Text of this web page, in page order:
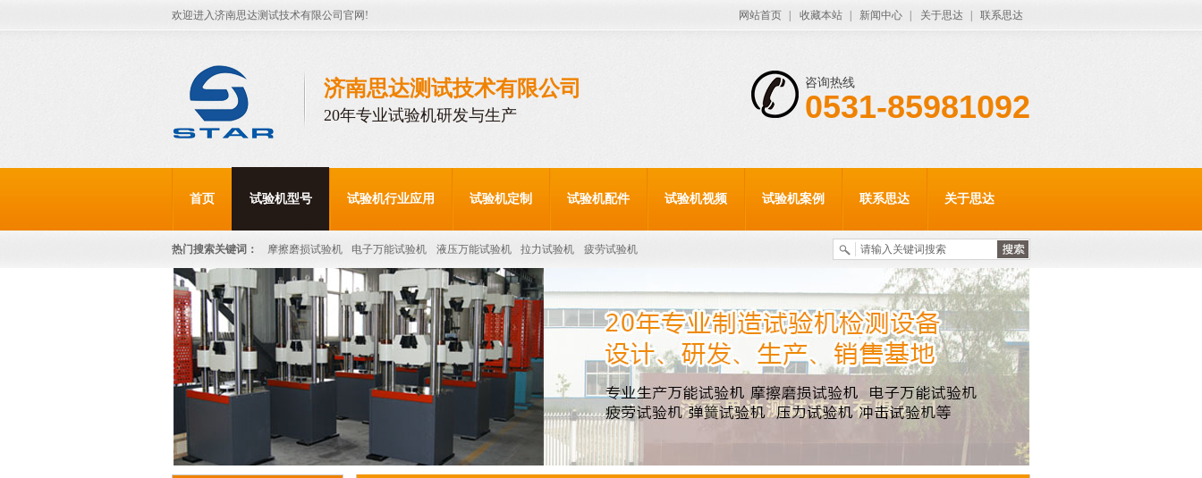
网站首页 收藏本站 新闻中心 关于思达 联系思达
欢迎进入济南思达测试技术有限公司官网!
济南思达测试技术有限公司
20年专业试验机研发与生产
咨询热线
0531-85981092
首页 试验机型号 试验机行业应用 试验机定制 试验机配件 试验机视频 试验机案例 联系思达 关于思达
热门搜索关键词： 摩擦磨损试验机 电子万能试验机 液压万能试验机 拉力试验机 疲劳试验机